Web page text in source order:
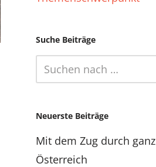
Suche Beiträge
Neuerste Beiträge
Mit dem Zug durch ganz
Österreich